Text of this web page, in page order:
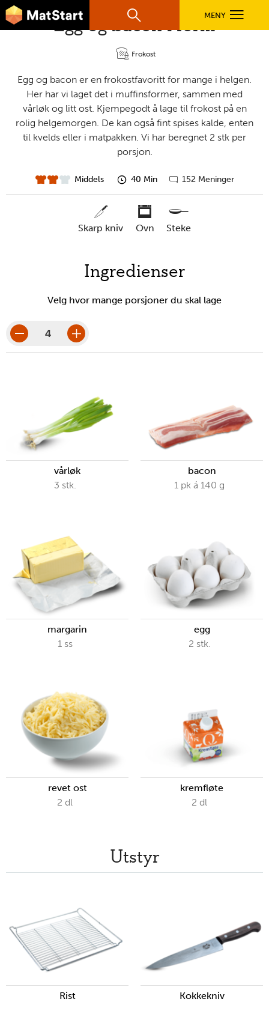
Hopp til hovedinnhold
hovednavigasjonsmobilversjon
Søk MENY
FILM
FØR DU STARTER
LÆR MER
TIL DE VOKSNE
Egg og bacon i form
Frokost
Egg og bacon er en frokostfavoritt for mange i helgen.
Her har vi laget det i muffinsformer, sammen med
vårløk og litt ost. Kjempegodt å lage til frokost på en
rolig helgemorgen. De kan også fint spises kalde, enten
til kvelds eller i matpakken. Vi har beregnet 2 stk per
porsjon.
vanskelighet
Middels
forberedelsestid
40 Min
Gå
kommentarer
152 Meninger
skarp kniv ovn steke
Ingredienser
Velg hvor mange porsjoner du skal lage
porsjoner
vårløk
3 stk.
bacon
1 pk á 140 g
margarin
1 ss
egg
2 stk.
revet ost
2 dl
kremfløte
2 dl
Utstyr
Rist Kokkekniv